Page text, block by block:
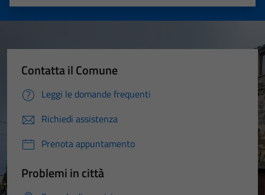
Valuta 5 stelle su 5
Valuta 4 stelle su 5
Valuta 3 stelle su 5
Valuta 2 stelle su 5
Valuta 1 stelle su 5
Contatta il Comune
Leggi le domande frequenti
Richiedi assistenza
Prenota appuntamento
Problemi in città